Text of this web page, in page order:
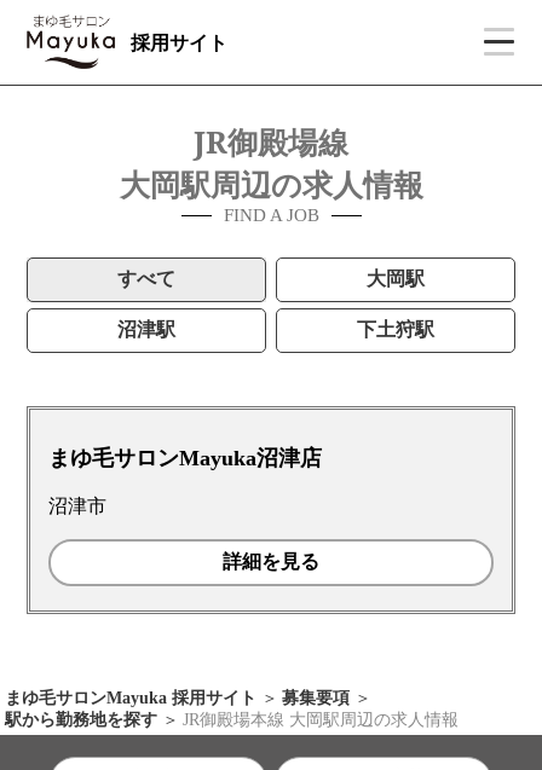
採用サイト
JR御殿場線
大岡駅周辺の求人情報
FIND A JOB
すべて 大岡駅
沼津駅 下土狩駅
まゆ毛サロンMayuka沼津店
沼津市
詳細を見る
まゆ毛サロンMayuka 採用サイト
募集要項
駅から勤務地を探す
JR御殿場本線 大岡駅周辺の求人情報